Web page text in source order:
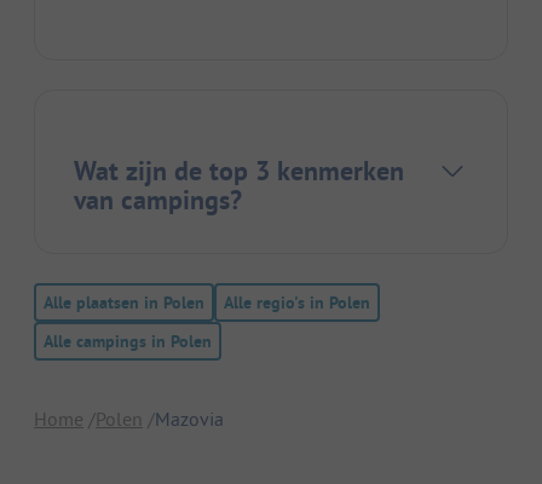
Wat zijn de top 3 kenmerken
van campings?
Alle plaatsen in Polen
Alle regio's in Polen
Alle campings in Polen
Home Polen Mazovia